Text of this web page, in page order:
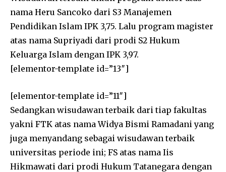
nama Heru Sancoko dari S3 Manajemen
Pendidikan Islam IPK 3,75. Lalu program magister
atas nama Supriyadi dari prodi S2 Hukum
Keluarga Islam dengan IPK 3,97.
[elementor-template id=”13″]
[elementor-template id=”11″]
Sedangkan wisudawan terbaik dari tiap fakultas
yakni FTK atas nama Widya Bismi Ramadani yang
juga menyandang sebagai wisudawan terbaik
universitas periode ini; FS atas nama Iis
Hikmawati dari prodi Hukum Tatanegara dengan